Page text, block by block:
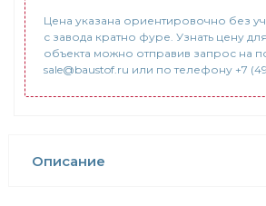
Цена указана ориентировочно без
с завода кратно фуре. Узнать цену
объекта можно отправив запрос на
sale@baustof.ru или по телефону +7
Описание